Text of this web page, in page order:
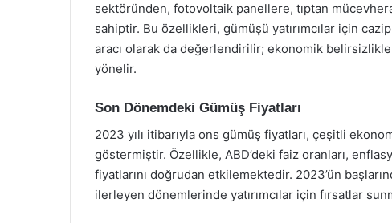
sektöründen, fotovoltaik panellere, tıptan
sahiptir. Bu özellikleri, gümüşü yatırımcılar için
aracı olarak da değerlendirilir; ekonomik
yönelir.
Son Dönemdeki Gümüş Fiyatları
2023 yılı itibarıyla ons gümüş fiyatları, çeşitli
göstermiştir. Özellikle, ABD’deki faiz oranları,
fiyatlarını doğrudan etkilemektedir. 2023’ün
ilerleyen dönemlerinde yatırımcılar için fırsatlar